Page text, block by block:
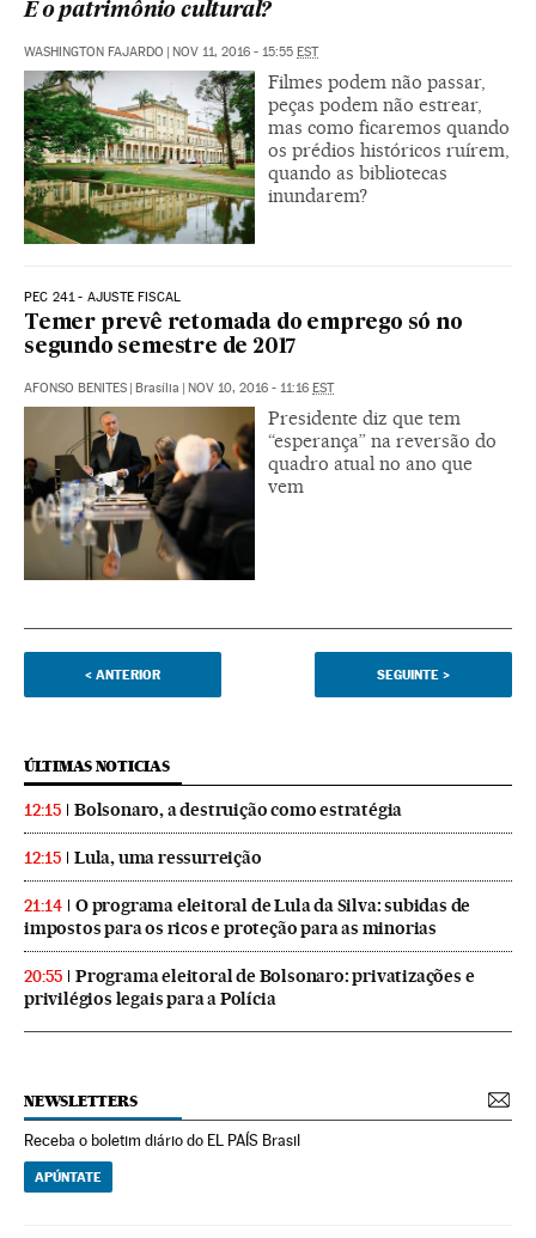
E o patrimônio cultural?
WASHINGTON FAJARDO NOV 11, 2016 - 15:55 EST
Filmes podem não passar,
peças podem não estrear,
mas como ficaremos quando
os prédios históricos ruírem,
quando as bibliotecas
inundarem?
PEC 241 - AJUSTE FISCAL
Temer prevê retomada do emprego só no
segundo semestre de 2017
AFONSO BENITES Brasília NOV 10, 2016 - 11:16 EST
Presidente diz que tem
“esperança” na reversão do
quadro atual no ano que
vem
< ANTERIOR SEGUINTE >
ÚLTIMAS NOTICIAS
12:15 Bolsonaro, a destruição como estratégia
12:15 Lula, uma ressurreição
21:14
O programa eleitoral de Lula da Silva: subidas de
impostos para os ricos e proteção para as minorias
20:55
Programa eleitoral de Bolsonaro: privatizações e
privilégios legais para a Polícia
NEWSLETTERS
Receba o boletim diário do EL PAÍS Brasil
APÚNTATE